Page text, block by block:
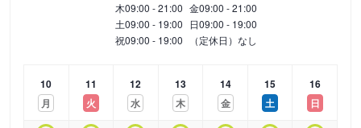
木09:00 - 21:00 金09:00 - 21:00
土09:00 - 19:00 日09:00 - 19:00
祝09:00 - 19:00 （定休日）なし
10
月
11
火
12
水
13
木
14
金
15
土
16
日